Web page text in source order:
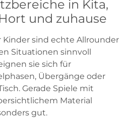
in Kita,
und zuhause
Kinder sind echte Allrounder
Situationen sinnvoll
sie sich für
Übergänge oder
Gerade Spiele mit
Material
gut.